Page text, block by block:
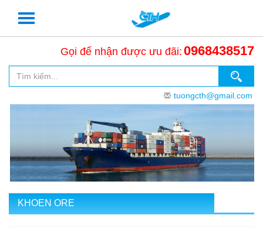
Gọi để nhận được ưu đãi: 0968438517
tuongcth@gmail.com
KHOEN ORE